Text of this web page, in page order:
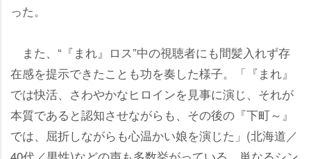
った。
また、“『まれ』ロス”中の視聴者にも間髪入れず存
在感を提示できたことも功を奏した様子。「『まれ』
では快活、さわやかなヒロインを見事に演じ、それが
本質であると認知させながらも、その後の『下町～』
では、屈折しながらも心温かい娘を演じた」(北海道／